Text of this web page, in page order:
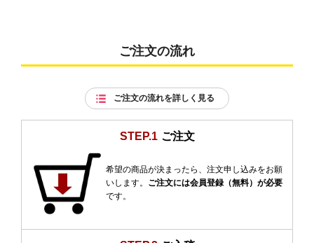
ご注文の流れ
ご注文の流れを詳しく見る
STEP.1 ご注文
希望の商品が決まったら、注文申し込みをお願
いします。 ご注文には会員登録（無料）が必要
です。